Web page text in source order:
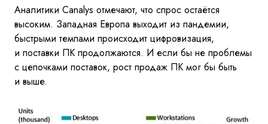
Аналитики Canalys отмечают, что спрос остаётся
высоким. Западная Европа выходит из пандемии,
быстрыми темпами происходит цифровизация,
и поставки ПК продолжаются. И если бы не проблемы
с цепочками поставок, рост продаж ПК мог бы быть
и выше.